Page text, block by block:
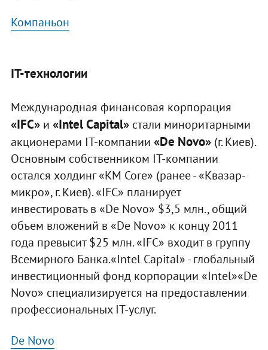
Компаньон
IТ-технологии
Международная финансовая корпорация
«IFC»и «Intel Capital»стали миноритарными
акционерами IТ-компании «De Novo»(г. Киев).
Основным собственником IТ-компании
остался холдинг «KM Core» (ранее - «Квазар-
микро», г. Киев). «IFC» планирует
инвестировать в «De Novo» $3,5 млн., общий
объем вложений в «De Novo» к концу 2011
года превысит $25 млн. «IFC» входит в группу
Всемирного Банка.«Intel Capital» - глобальный
инвестиционный фонд корпорации «Intel»«De
Novo» специализируется на предоставлении
профессиональных IТ-услуг.
De Novo